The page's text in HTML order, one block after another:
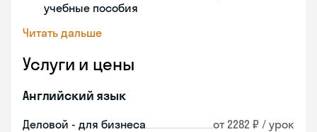
учебные пособия
Читать дальше
Услуги и цены
Английский язык
Деловой - для бизнеса от 2282 ₽ / урок